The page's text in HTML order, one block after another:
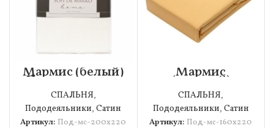
Мармис (белый)
Пододеяльник
200х220
СПАЛЬНЯ,
Пододеяльники,Сатин
Артикул: Под-мс-200х220
Мармис
(желтый)
Пододеяльник
160х220
СПАЛЬНЯ,
Пододеяльники, Сатин
Артикул: Под-мс-160х220